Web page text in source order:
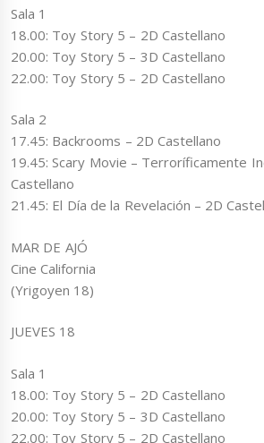
Sala 1
18.00: Toy Story 5 – 2D Castellano
20.00: Toy Story 5 – 3D Castellano
22.00: Toy Story 5 – 2D Castellano
Sala 2
17.45: Backrooms – 2D Castellano
19.45: Scary Movie – Terroríficamente
Castellano
21.45: El Día de la Revelación – 2D
MAR DE AJÓ
Cine California
(Yrigoyen 18)
JUEVES 18
Sala 1
18.00: Toy Story 5 – 2D Castellano
20.00: Toy Story 5 – 3D Castellano
22.00: Toy Story 5 – 2D Castellano